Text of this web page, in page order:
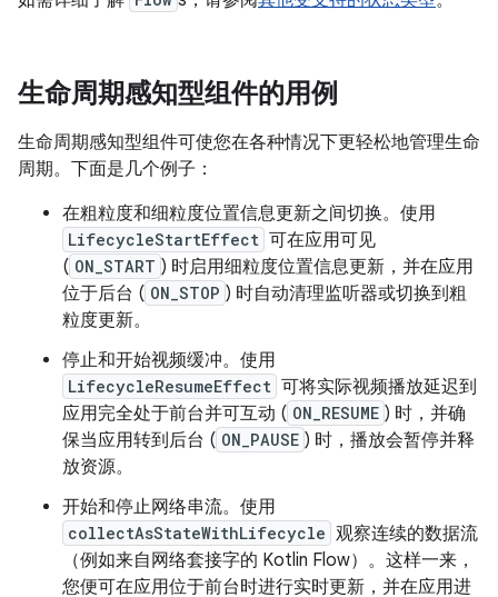
生命周期感知型组件的用例
生命周期感知型组件可使您在各种情况下更轻松地管理生命
周期。下面是几个例子：
在粗粒度和细粒度位置信息更新之间切换。使用
LifecycleStartEffect 可在应用可见
( ON_START ) 时启用细粒度位置信息更新，并在应用
位于后台 ( ON_STOP ) 时自动清理监听器或切换到粗
粒度更新。
停止和开始视频缓冲。使用
LifecycleResumeEffect 可将实际视频播放延迟到
应用完全处于前台并可互动 ( ON_RESUME ) 时，并确
保当应用转到后台 ( ON_PAUSE ) 时，播放会暂停并释
放资源。
开始和停止网络串流。使用
collectAsStateWithLifecycle 观察连续的数据流
（例如来自网络套接字的 Kotlin Flow）。这样一来，
您便可在应用位于前台时进行实时更新，并在应用进